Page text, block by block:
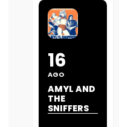
16
AGO
AMYL AND
THE
SNIFFERS